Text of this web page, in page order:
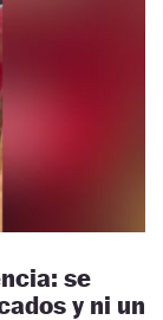
se
y ni un